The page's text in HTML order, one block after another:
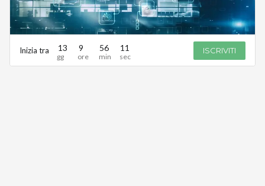
Inizia tra 13 9 56 11 ISCRIVITI